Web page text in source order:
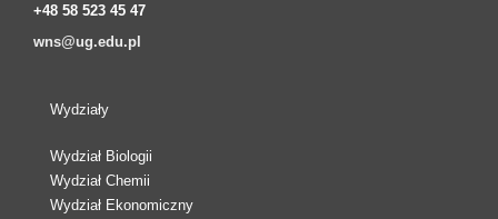
+48 58 523 45 47
wns@ug.edu.pl
Wydziały
Wydział Biologii
Wydział Chemii
Wydział Ekonomiczny